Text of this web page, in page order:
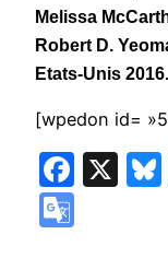
Melissa
Robert D.
Etats-Unis
[wpedon id=
X